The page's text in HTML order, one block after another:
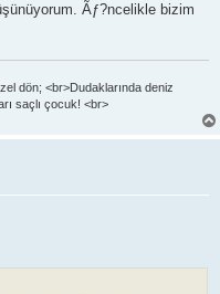
Ãƒ?ncelikle bizim
dön; <br>Dudaklarında deniz
saçlı çocuk! <br>